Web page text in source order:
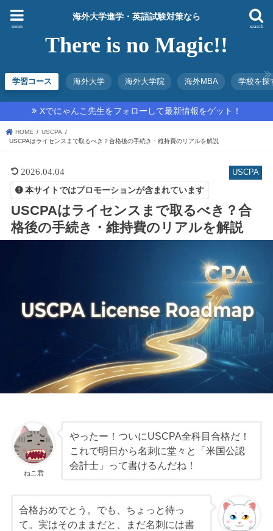
海外大学進学・英語試験対策なら
There is no Magic!!
search
menu
学習コース 海外大学 海外大学院 海外MBA 学校を探
Xでにゃんこ先生をフォローして最新情報をゲット！
HOME
USCPA
USCPAはライセンスまで取るべき？合格後の手続き・維持費のリアルを解説
USCPA
2026.04.04
本サイトではプロモーションが含まれています
USCPAはライセンスまで取るべき？合
格後の手続き・維持費のリアルを解説
ねこ君
やったー！ついにUSCPA全科目合格だ！
これで明日から名刺に堂々と「米国公認
会計士」って書けるんだね！
合格おめでとう。でも、ちょっと待っ
て。実はそのままだと、まだ名刺には書